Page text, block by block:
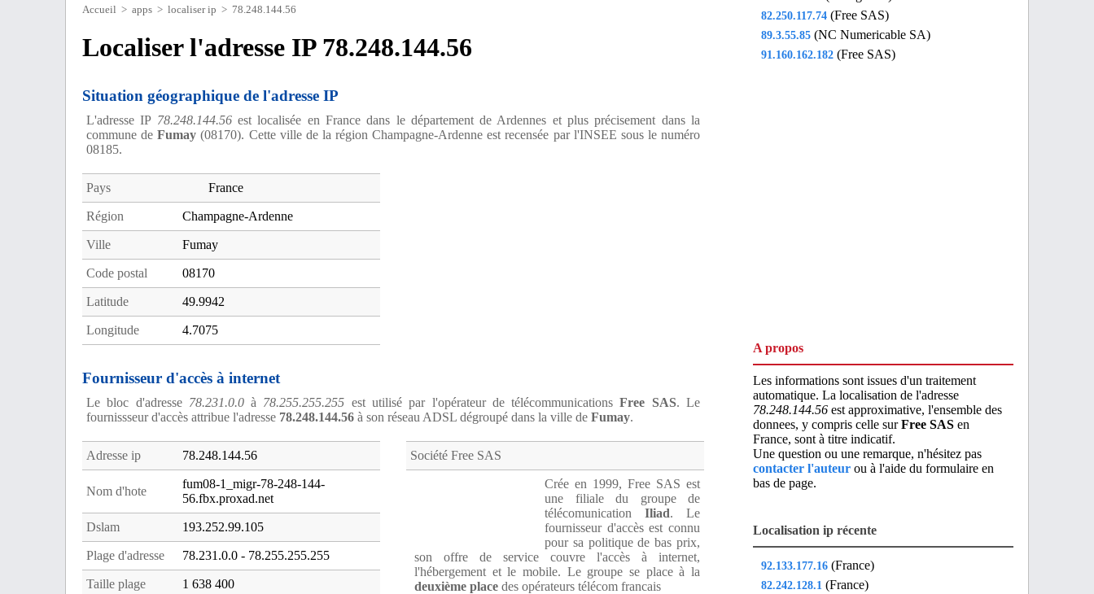
Accueil > apps > localiser ip > 78.248.144.56
Localiser l'adresse IP 78.248.144.56
Situation géographique de l'adresse IP
L'adresse IP 78.248.144.56est localisée en France dans le département de Ardennes et plus précisement dans la
commune deFumay (08170). Cette ville de la région Champagne-Ardenne est recensée par l'INSEE sous le numéro
08185.
Pays France
Région Champagne-Ardenne
Ville Fumay
Code postal 08170
Latitude 49.9942
Longitude 4.7075
Fournisseur d'accès à internet
Le bloc d'adresse 78.231.0.0à 78.255.255.255 est utilisé par l'opérateur de télécommunicationsFree SAS. Le
fournissseur d'accès attribue l'adresse 78.248.144.56 à son réseau ADSL dégroupé dans la ville de Fumay.
Adresse ip 78.248.144.56
Nom d'hote
fum08-1_migr-78-248-144-
56.fbx.proxad.net
Dslam 193.252.99.105
Plage d'adresse 78.231.0.0 - 78.255.255.255
Taille plage 1 638 400
Société Free SAS
Crée en 1999, Free SAS est
une filiale du groupe de
télécomunication Iliad. Le
fournisseur d'accès est connu
pour sa politique de bas prix,
son offre de service couvre l'accès à internet,
l'hébergement et le mobile. Le groupe se place à la
deuxième place des opérateurs télécom francais
82.250.117.74 (Free SAS)
89.3.55.85 (NC Numericable SA)
91.160.162.182 (Free SAS)
A propos
Les informations sont issues d'un traitement
automatique. La localisation de l'adresse
78.248.144.56 est approximative, l'ensemble des
donnees, y compris celle surFree SAS en
France, sont à titre indicatif.
Une question ou une remarque, n'hésitez pas
contacter l'auteur ou à l'aide du formulaire en
bas de page.
Localisation ip récente
92.133.177.16 (France)
82.242.128.1 (France)